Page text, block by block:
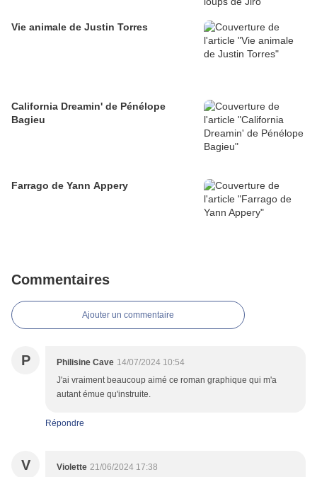
Vie animale de Justin Torres
California Dreamin' de Pénélope
Bagieu
Farrago de Yann Appery
Commentaires
Ajouter un commentaire
P Philisine Cave 14/07/2024 10:54
J'ai vraiment beaucoup aimé ce roman graphique qui m'a
autant émue qu'instruite.
Répondre
V Violette 21/06/2024 17:38